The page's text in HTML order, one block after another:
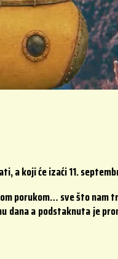
a koji će izaći 11.
porukom… sve što nam
dana a podstaknuta je